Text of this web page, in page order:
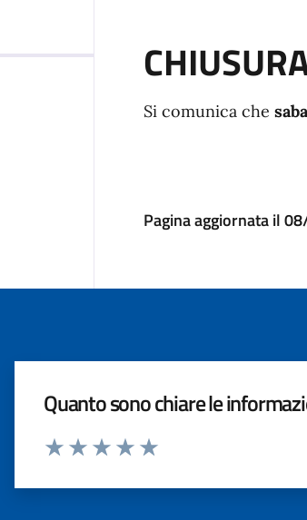
Si comunica che
Pagina aggiornata il
Quanto sono chiare le
Valuta da 1 a 5 stelle la pagina